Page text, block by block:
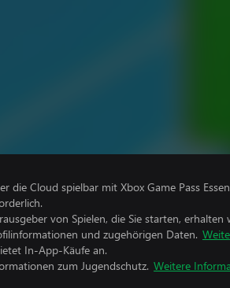
die Cloud spielbar mit Xbox Game Pass
von Spielen, die Sie starten,
und zugehörigen Daten.
In-App-Käufe an.
zum Jugendschutz. Weitere